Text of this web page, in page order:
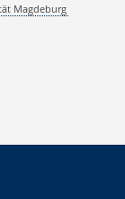
Magdeburg